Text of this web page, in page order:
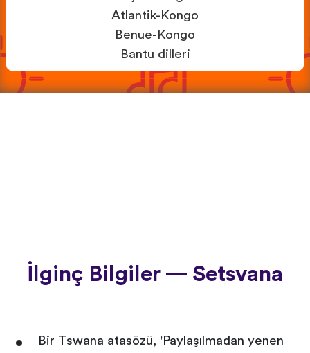
Atlantik-Kongo
Benue-Kongo
Bantu dilleri
İlginç Bilgiler — Setsvana
Bir Tswana atasözü, 'Paylaşılmadan yenen